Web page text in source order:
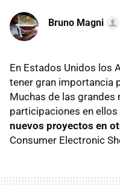
Bruno Magni
En Estados Unidos los
tener gran importancia
Muchas de las grandes
participaciones en ellos
nuevos proyectos en
Consumer Electronic